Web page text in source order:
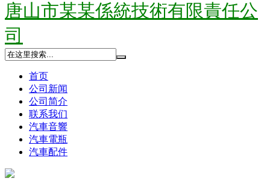
唐山市某某係統技術有限責任公
司
首页
公司新闻
公司简介
联系我们
汽車音響
汽車電瓶
汽車配件